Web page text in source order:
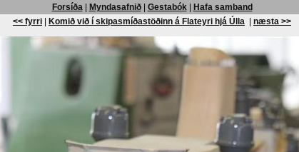
Forsíða| Myndasafnið| Gestabók|
Hafa samband
<< fyrri
Komið við í skipasmíðastöðinn á Flateyri hjá Úlla næsta >>